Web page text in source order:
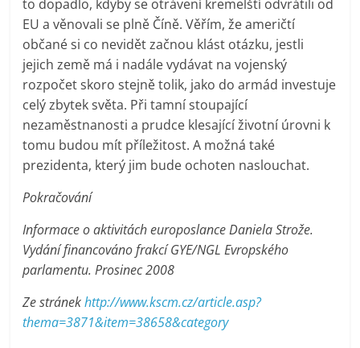
to dopadlo, kdyby se otrávení kremelští odvrátili od
EU a věnovali se plně Číně. Věřím, že američtí
občané si co nevidět začnou klást otázku, jestli
jejich země má i nadále vydávat na vojenský
rozpočet skoro stejně tolik, jako do armád investuje
celý zbytek světa. Při tamní stoupající
nezaměstnanosti a prudce klesající životní úrovni k
tomu budou mít příležitost. A možná také
prezidenta, který jim bude ochoten naslouchat.
Pokračování
Informace o aktivitách europoslance Daniela Strože.
Vydání financováno frakcí GYE/NGL Evropského
parlamentu. Prosinec 2008
Ze stránekhttp://www.kscm.cz/article.asp?
thema=3871&item=38658&category